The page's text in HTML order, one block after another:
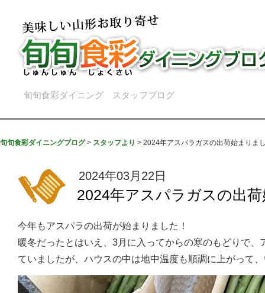
旬旬食彩ダイニング スタッフブログ
旬旬食彩ダイニングブログ> スタッフより > 2024年アスパラガスの出荷始まりま
2024年03月22日
2024年アスパラガスの出
今年もアスパラの出荷が始まりました！
暖冬だったとはいえ、3月に入ってからの寒のもどりで
ていましたが、ハウスの中は地中温度も順調に上がって